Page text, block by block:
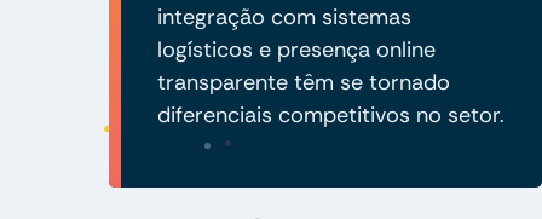
integração com sistemas
logísticos e presença online
transparente têm se tornado
diferenciais competitivos no setor.